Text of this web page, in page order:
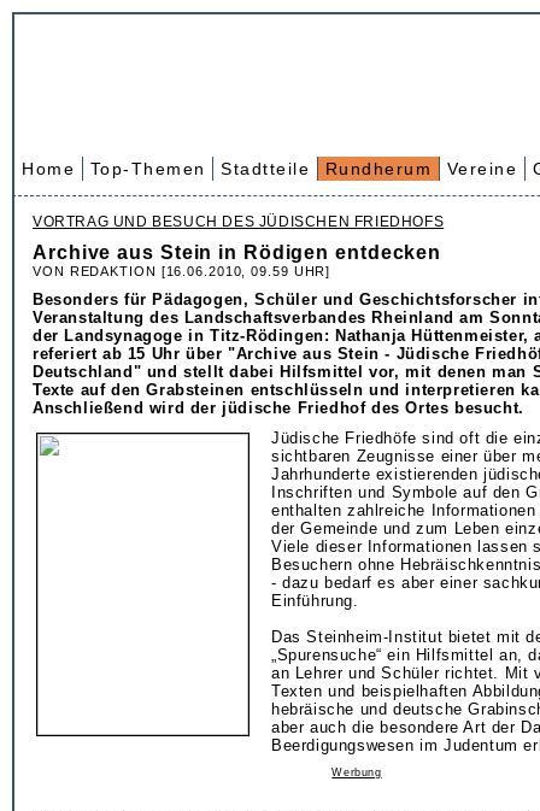
Home Top-Themen Stadtteile Rundherum Vereine
VORTRAG UND BESUCH DES JÜDISCHEN FRIEDHOFS
Archive aus Stein in Rödigen entdecken
VON REDAKTION [16.06.2010, 09.59 UHR]
Besonders für Pädagogen, Schüler und Geschichtsforscher
Veranstaltung des Landschaftsverbandes Rheinland am
der Landsynagoge in Titz-Rödingen: Nathanja Hüttenmeister,
referiert ab 15 Uhr über "Archive aus Stein - Jüdische
Deutschland" und stellt dabei Hilfsmittel vor, mit denen man
Texte auf den Grabsteinen entschlüsseln und interpretieren
Anschließend wird der jüdische Friedhof des Ortes besucht.
Jüdische Friedhöfe sind oft die
sichtbaren Zeugnisse einer über
Jahrhunderte existierenden
Inschriften und Symbole auf den
enthalten zahlreiche
der Gemeinde und zum Leben
Viele dieser Informationen lassen
Besuchern ohne
- dazu bedarf es aber einer
Einführung.
Das Steinheim-Institut bietet mit
„Spurensuche“ ein Hilfsmittel an,
an Lehrer und Schüler richtet. Mit
Texten und beispielhaften
hebräische und deutsche
aber auch die besondere Art der
Beerdigungswesen im Judentum
Werbung